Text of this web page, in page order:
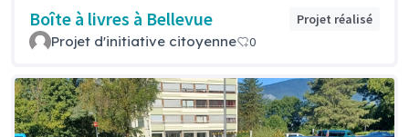
Boîte à livres à Bellevue Projet réalisé
Projet d'initiative citoyenne 0